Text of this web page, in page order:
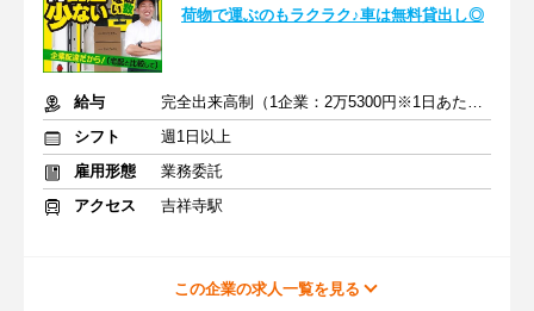
荷物で運ぶのもラクラク♪車は無料貸出し◎
給与
完全出来高制（1企業：2万5300円※1日あたり）
シフト
週1日以上
雇用形態
業務委託
アクセス
吉祥寺駅
この企業の求人一覧を見る